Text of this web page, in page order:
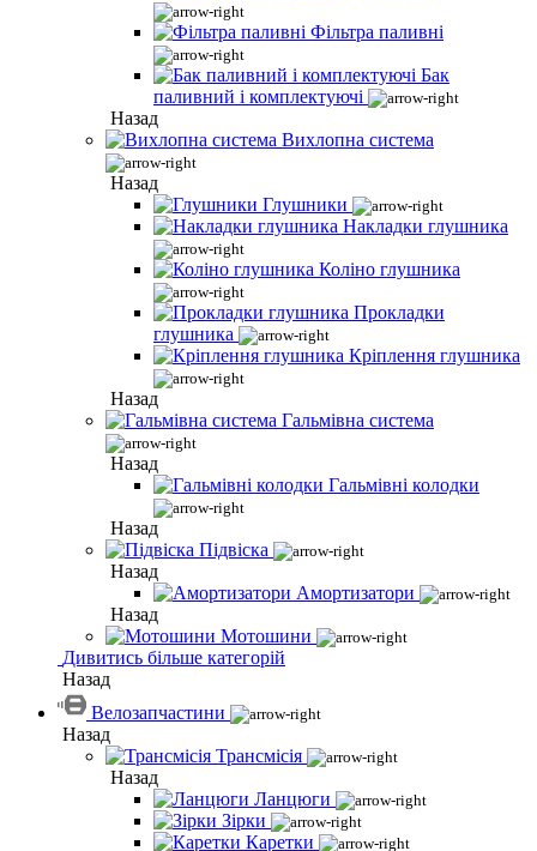
Фільтра паливні
Бак
паливний і комплектуючі
Назад
Вихлопна система
Назад
Глушники
Накладки глушника
Коліно глушника
Прокладки
глушника
Кріплення глушника
Назад
Гальмівна система
Назад
Гальмівні колодки
Назад
Підвіска
Назад
Амортизатори
Назад
Мотошини
Дивитись більше категорій
Назад
Велозапчастини
Назад
Трансмісія
Назад
Ланцюги
Зірки
Каретки